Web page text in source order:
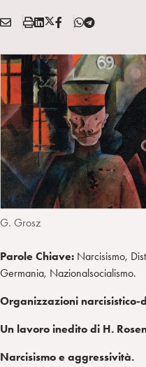
Condividi:
E
A
I
S
a
m
a
L
n
k
e
d
i
n
X
T
w
i
t
t
e
r
F
T
l
e
g
r
a
m
G. Grosz
Parole Chiave: Narcisismo,
Germania, Nazionalsocialismo.
Organizzazioni
Un lavoro inedito di H.
Narcisismo e aggressività.